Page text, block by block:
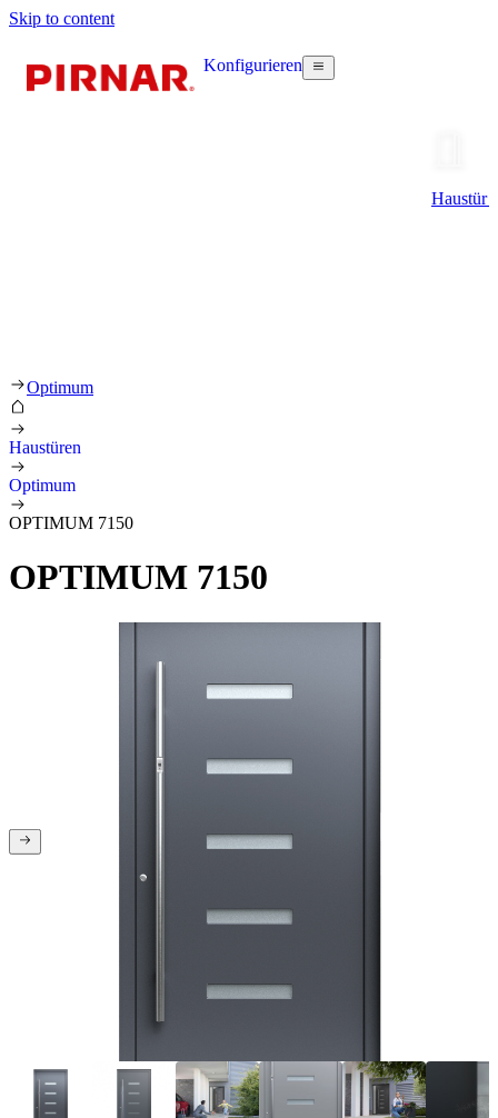
Skip to content
Konfigurieren
Haustür
Optimum
Haustüren
Optimum
OPTIMUM 7150
OPTIMUM 7150